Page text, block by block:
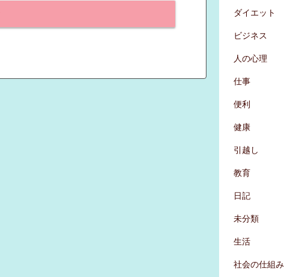
ダイエット
ビジネス
人の心理
仕事
便利
健康
引越し
教育
日記
未分類
生活
社会の仕組み